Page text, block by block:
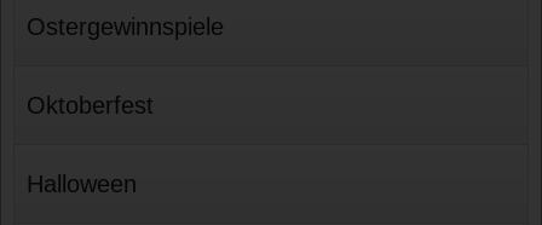
Ostergewinnspiele
Oktoberfest
Halloween